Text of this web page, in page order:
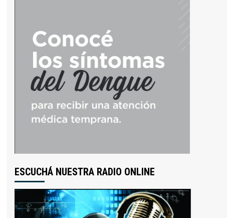
ESCUCHÁ NUESTRA RADIO ONLINE